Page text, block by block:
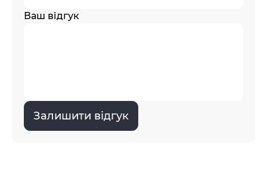
Ваш відгук
Залишити відгук